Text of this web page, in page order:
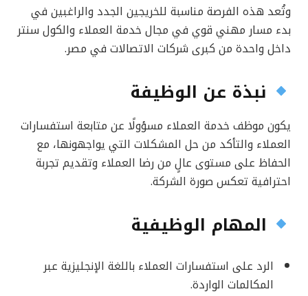
وتُعد هذه الفرصة مناسبة للخريجين الجدد والراغبين في
بدء مسار مهني قوي في مجال خدمة العملاء والكول سنتر
داخل واحدة من كبرى شركات الاتصالات في مصر.
نبذة عن الوظيفة
يكون موظف خدمة العملاء مسؤولًا عن متابعة استفسارات
العملاء والتأكد من حل المشكلات التي يواجهونها، مع
الحفاظ على مستوى عالٍ من رضا العملاء وتقديم تجربة
احترافية تعكس صورة الشركة.
المهام الوظيفية
الرد على استفسارات العملاء باللغة الإنجليزية عبر
المكالمات الواردة.